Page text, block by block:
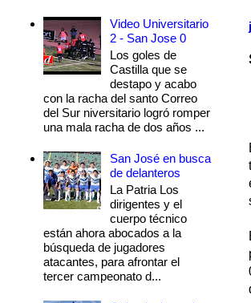
Video Universitario
2 - San Jose 0
Los goles de
Castilla que se
destapo y acabo
con la racha del santo Correo
del Sur niversitario logró romper
una mala racha de dos años ...
San José en busca
de delanteros
La Patria Los
dirigentes y el
cuerpo técnico
están ahora abocados a la
búsqueda de jugadores
atacantes, para afrontar el
tercer campeonato d...